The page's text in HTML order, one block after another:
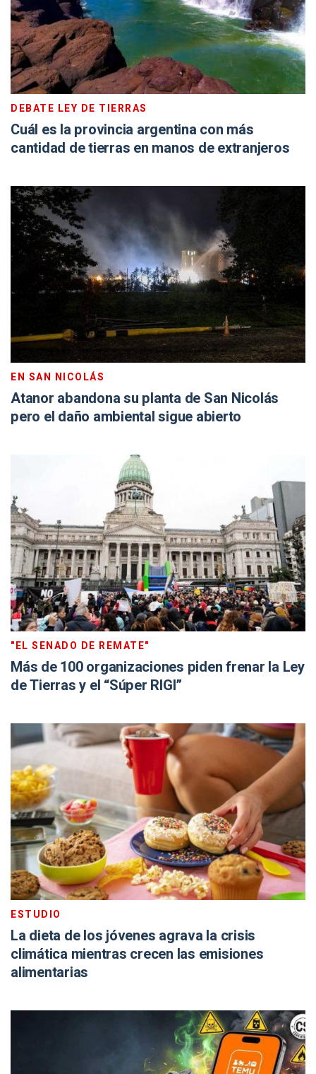
DEBATE LEY DE TIERRAS
Cuál es la provincia argentina con más
cantidad de tierras en manos de extranjeros
EN SAN NICOLÁS
Atanor abandona su planta de San Nicolás
pero el daño ambiental sigue abierto
"EL SENADO DE REMATE"
Más de 100 organizaciones piden frenar la Ley
de Tierras y el “Súper RIGI”
ESTUDIO
La dieta de los jóvenes agrava la crisis
climática mientras crecen las emisiones
alimentarias